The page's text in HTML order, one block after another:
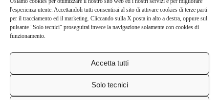
l'esperienza utente. Accettandoli tutti consentirai al sito di attivare cookies di terze parti
per il tracciamento ed il marketing. Cliccando sulla X posta in alto a destra, oppure sul
pulsante "Solo tecnici" proseguirai invece la navigazione solamente con cookies di
funzionamento.
Accetta tutti
Solo tecnici
109×80 cm